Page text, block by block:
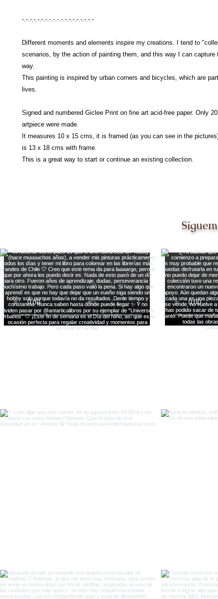
-.-.-.-.-.-.-.-.-.-.-.-.-.-.-.-.-.-.-
Different moments and elements inspire my creations. I tend to
scenarios, by the action of painting them, and this way I can capture
way.
This painting is inspired by urban corners and bicycles, which are
lives.
Signed and numbered Giclee Print on fine art acid-free paper. Only
artpiece were made.
It measures 10 x 15 cms, it is framed (as you can see in the
is 13 x 18 cms with frame.
This is a great way to start or continue an existing collection.